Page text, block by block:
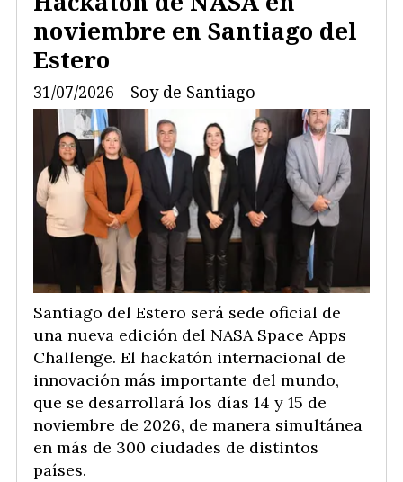
noviembre en Santiago del
Estero
Soy de Santiago
31/07/2026
Santiago del Estero será sede oficial de
una nueva edición del NASA Space Apps
Challenge. El hackatón internacional de
innovación más importante del mundo,
que se desarrollará los días 14 y 15 de
noviembre de 2026, de manera simultánea
en más de 300 ciudades de distintos
países.